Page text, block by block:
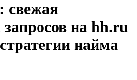
свежая
запросов на hh.ru
найма